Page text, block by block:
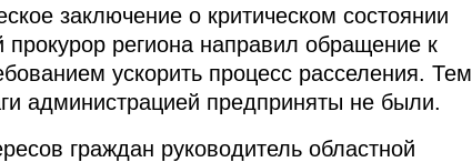
заключение о критическом состоянии
региона направил обращение к
ускорить процесс расселения. Тем
администрацией предприняты не были.
граждан руководитель областной